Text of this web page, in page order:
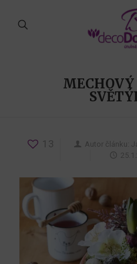
MECHOVÝ
13 Autor článku: